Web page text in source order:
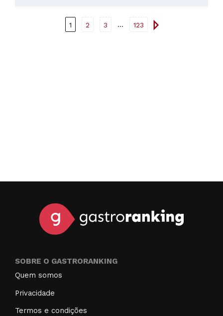
1 2 3 ... 123
SOBRE O GASTRORANKING
Quem somos
Privacidade
Termos e condições